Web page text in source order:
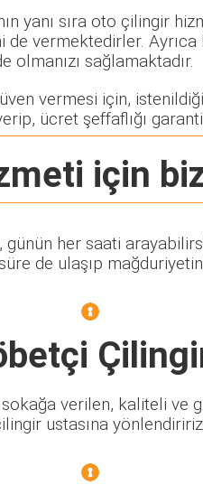
yanı sıra oto çilingir
vermektedirler. Ayrıca
olmanızı sağlamaktadır.
vermesi için,
ücret şeffaflığı
için
her saati
de ulaşıp
verilen, kaliteli ve
ustasına